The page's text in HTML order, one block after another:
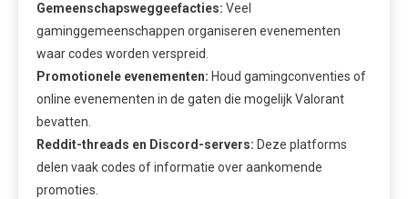
Gemeenschapsweggeefacties: Veel
gaminggemeenschappen organiseren evenementen
waar codes worden verspreid.
Promotionele evenementen: Houd gamingconventies of
online evenementen in de gaten die mogelijk Valorant
bevatten.
Reddit-threads en Discord-servers: Deze platforms
delen vaak codes of informatie over aankomende
promoties.